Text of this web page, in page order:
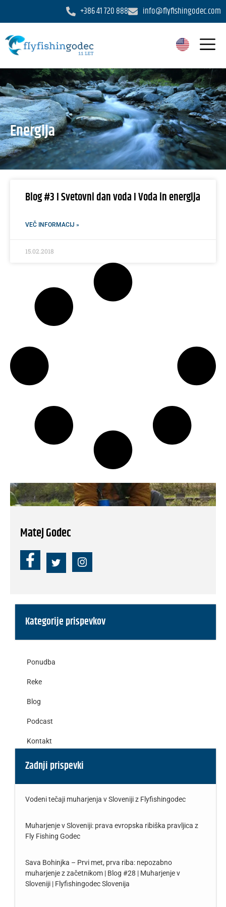
+386 41 720 888 info@flyfishingodec.com
Energija
Blog #3 I Svetovni dan voda I Voda in energija
VEČ INFORMACIJ »
15.02.2018
Matej Godec
Kategorije prispevkov
Ponudba
Reke
Blog
Podcast
Kontakt
Zadnji prispevki
Vodeni tečaji muharjenja v Sloveniji z Flyfishingodec
Muharjenje v Sloveniji: prava evropska ribiška pravljica z
Fly Fishing Godec
Sava Bohinjka – Prvi met, prva riba: nepozabno
muharjenje z začetnikom | Blog #28 | Muharjenje v
Sloveniji | Flyfishingodec Slovenija